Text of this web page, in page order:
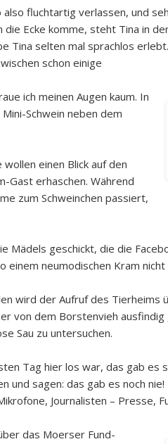
fluchtartig verlassen, und
die Ecke komme, steht Tina in
Tina selten mal sprachlos
schon einige
ich meinen Augen kaum. In
Schwein neben dem
einen Blick auf den
Gast erhaschen. Während
zum Schweinchen passiert,
Mädels geschickt, die die
einem neumodischen Kram
wird der Aufruf des
von dem Borstenvieh ausfindig
Sau zu untersuchen.
Tag hier los war, das gab es
und sagen: das gab es noch
Journalisten – Presse,
das Moerser Fund-